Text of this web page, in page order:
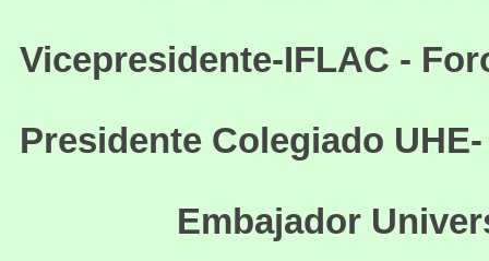
Vicepresidente-IFLAC -
Presidente Colegiado
Embajador